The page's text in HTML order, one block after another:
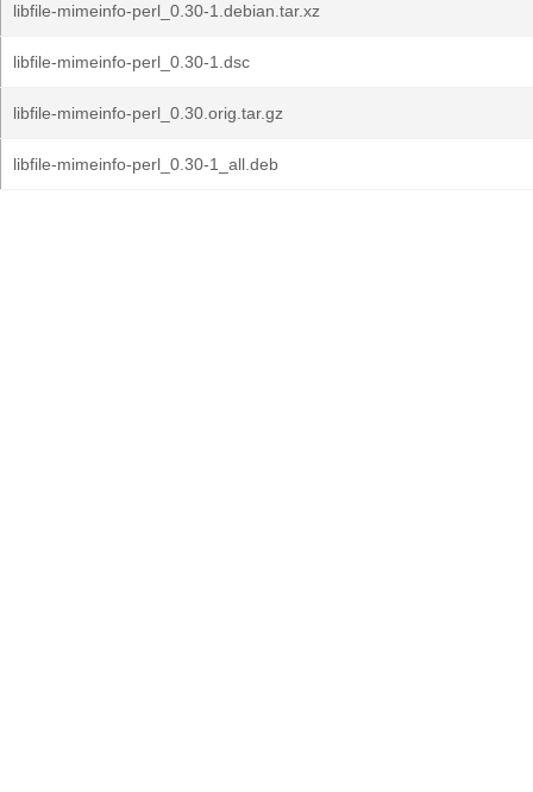
libfile-mimeinfo-perl_0.30-1.debian.tar.xz
libfile-mimeinfo-perl_0.30-1.dsc
libfile-mimeinfo-perl_0.30.orig.tar.gz
libfile-mimeinfo-perl_0.30-1_all.deb